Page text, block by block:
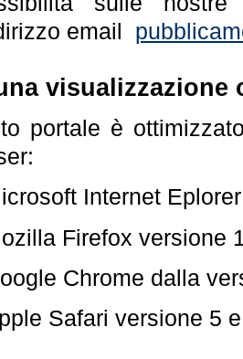
email
visualizzazione
portale è
Internet
Firefox versione
Chrome dalla
Safari versione 5